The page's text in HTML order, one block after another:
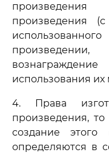
произведения
использования
4. Права
произведения,
создание этого
определяются в